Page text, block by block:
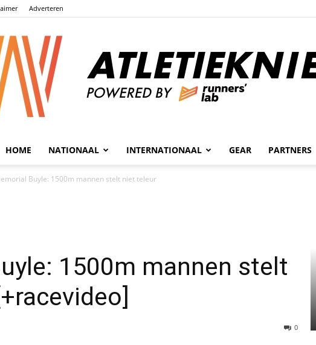
Adverteren
HOME NATIONAAL INTERNATIONAAL GEAR PARTNERS
Buyle: 1500m mannen stelt niet teleur
1500m mannen stelt
0